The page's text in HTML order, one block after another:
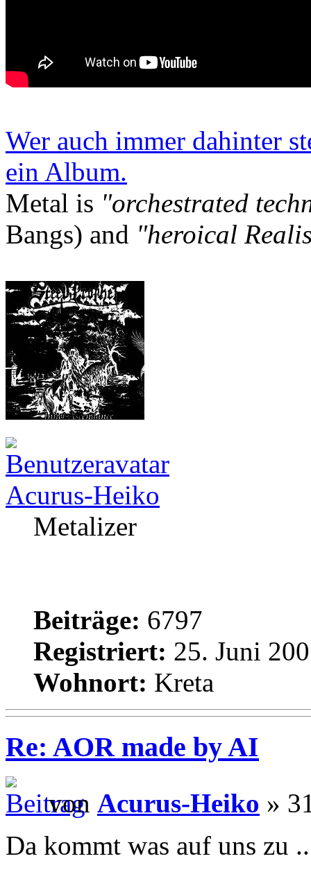
Wer auch immer dahinter
ein Album.
Metal is "orchestrated
Bangs) and "heroical
Acurus-Heiko
Metalizer
Beiträge: 6797
Registriert: 25. Juni
Wohnort: Kreta
Re: AOR made by AI
von Acurus-Heiko »
Da kommt was auf uns zu